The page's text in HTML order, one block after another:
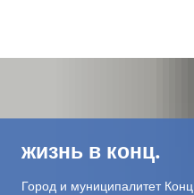
жизнь в конц.
Город и муниципалитет Конц